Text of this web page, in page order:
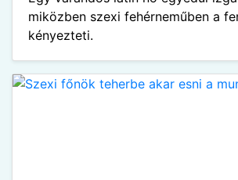
miközben szexi fehérneműben a
kényezteti.